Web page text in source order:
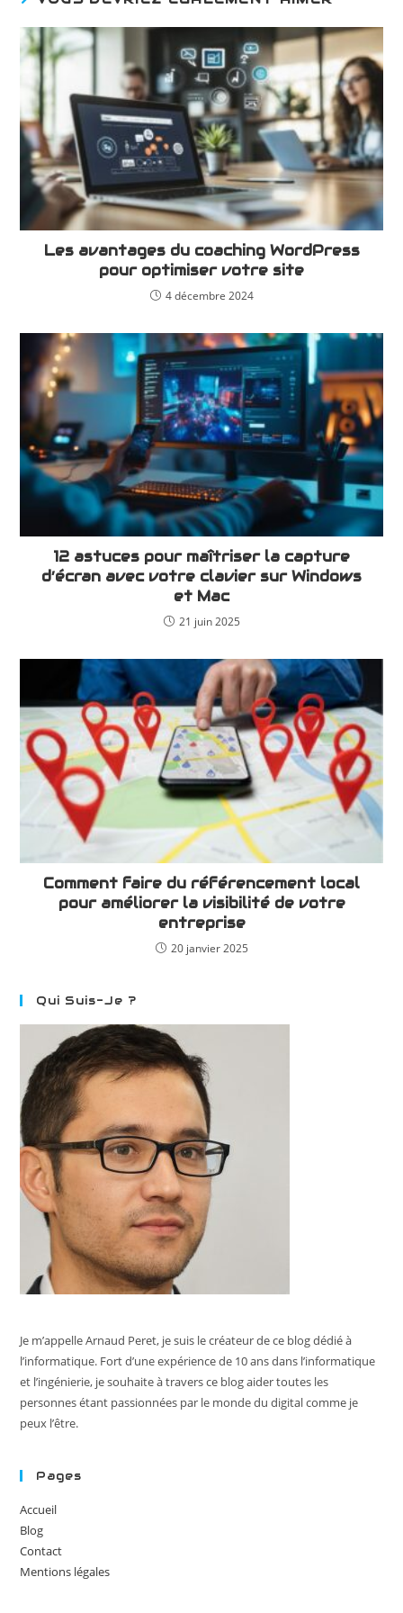
Les avantages du coaching WordPress
pour optimiser votre site
4 décembre 2024
12 astuces pour maîtriser la capture
d’écran avec votre clavier sur Windows
et Mac
21 juin 2025
Comment faire du référencement local
pour améliorer la visibilité de votre
entreprise
20 janvier 2025
Qui Suis-Je ?
Je m’appelle Arnaud Peret, je suis le créateur de ce blog dédié à
l’informatique. Fort d’une expérience de 10 ans dans l’informatique
et l’ingénierie, je souhaite à travers ce blog aider toutes les
personnes étant passionnées par le monde du digital comme je
peux l’être.
Pages
Accueil
Blog
Contact
Mentions légales